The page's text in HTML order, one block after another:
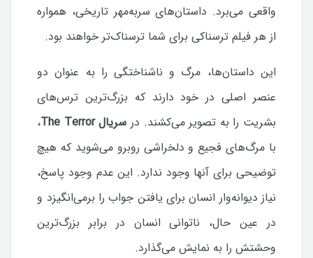
واقعی می‌برد. داستان‌های سربه‌مهر تاریخی، همواره
از هر فیلم ترسناکی برای شما ترسناک‌تر خواهند بود.
این داستان‌ها، مرگ و ناشناختگی را به عنوان دو
عنصر اصلی در خود دارند که بزرگ‌ترین ترس‌های
بشریت را به تصویر می‌کشند. در سریال The Terror
،
با مرگ‌های فجیع و دلخراشی روبرو می‌شوید که هیچ
توضیحی برای آنها وجود ندارد. این عدم وجود پاسخ،
نیاز دیوانه‌وار انسان برای یافتن جواب را برمی‌انگیزد و
در عین حال، ناتوانی انسان در برابر بزرگ‌ترین
وحشتش را به نمایش می‌گذارد.